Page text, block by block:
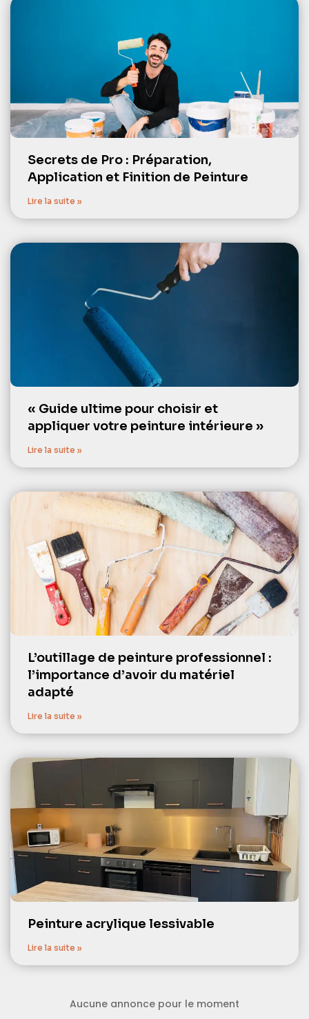
Secrets de Pro : Préparation,
Application et Finition de Peinture
Lire la suite »
« Guide ultime pour choisir et
appliquer votre peinture intérieure »
Lire la suite »
L’outillage de peinture professionnel :
l’importance d’avoir du matériel
adapté
Lire la suite »
Peinture acrylique lessivable
Lire la suite »
Aucune annonce pour le moment